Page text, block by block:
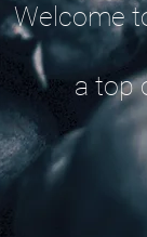
Welcome
a top